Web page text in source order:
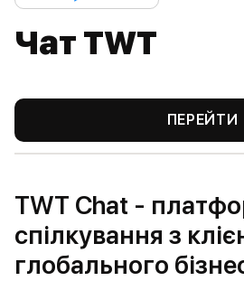
Чат TWT
ПЕРЕЙТИ
TWT Chat -
спілкування з
глобального